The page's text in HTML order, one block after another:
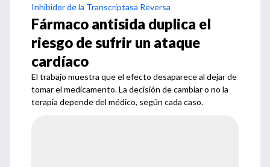
Inhibidor de la Transcriptasa Reversa
Fármaco antisida duplica el
riesgo de sufrir un ataque
cardíaco
El trabajo muestra que el efecto desaparece al dejar de
tomar el medicamento. La decisión de cambiar o no la
terapia depende del médico, según cada caso.